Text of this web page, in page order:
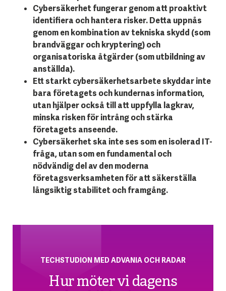
Cybersäkerhet fungerar genom att proaktivt
identifiera och hantera risker. Detta uppnås
genom en kombination av tekniska skydd (som
brandväggar och kryptering) och
organisatoriska åtgärder (som utbildning av
anställda).
Ett starkt cybersäkerhetsarbete skyddar inte
bara företagets och kundernas information,
utan hjälper också till att uppfylla lagkrav,
minska risken för intrång och stärka
företagets anseende.
Cybersäkerhet ska inte ses som en isolerad IT-
fråga, utan som en fundamental och
nödvändig del av den moderna
företagsverksamheten för att säkerställa
långsiktig stabilitet och framgång.
TECHSTUDION MED ADVANIA OCH RADAR
Hur möter vi dagens